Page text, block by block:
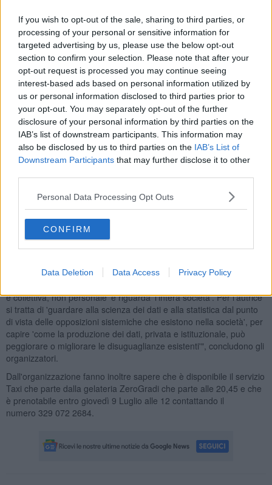
If you wish to opt-out of the sale, sharing to third parties, or
processing of your personal or sensitive information for
targeted advertising by us, please use the below opt-out
section to confirm your selection. Please note that after your
opt-out request is processed you may continue seeing
interest-based ads based on personal information utilized by
us or personal information disclosed to third parties prior to
your opt-out. You may separately opt-out of the further
disclosure of your personal information by third parties on the
IAB’s list of downstream participants. This information may
also be disclosed by us to third parties on the IAB’s List of
Downstream Participants that may further disclose it to other
Personal Data Processing Opt Outs
CONFIRM
Data Deletion Data Access Privacy Policy
newsletter settimanale su dati, algoritmi contemporanei e
femminismo. Tra le sue pubblicazioni: “Ti spiego il dato” (Quinto
Quarto Edizioni 2021); “Dentro l’algoritmo. Le formule che regolano
il nostro tempo” (effequ 2022); “Quando i dati discriminano. Bias e
pregiudizi in grafici, statistiche e algoritmi” (Il Margine 2024).
"In un’epoca come l’attuale, dove impera il regno della quantità, la
realtà è descritta, compresa, creata, e da sempre più persone
anche vissuta attraverso dati, calcoli, sistemi. - spiegano gli
organizzatori dell'evento - La realtà delle cose non è quindi soltanto
manipolabile, ma anche e soprattutto fortemente limitata. Il campo
d’esistenza umano, a livello sociale e collettivo, mentre sogna
scenari d’evoluzione e crescita infinita, si va fortemente
dati, motori di ricerca, archivi et similia vale quasi non esistere.
'Tenere traccia di ciò che non viene registrato è fondamentale', si
scrive nel libro, 'perché se qualcosa non fa parte della narrazione
dominante rischia di scomparire'. Nello specifico, si parla di
violenza sulle donne, ma il ragionamento è applicabile a qualunque
altro argomento suscettibile d’analisi e interpretazione statistica".
politico, come si evince già dal titolo, perché 'la scienza dei dati e la
è collettiva, non personale' e riguarda 'l’intera società'. Per l’autrice
si tratta di 'guardare alla scienza dei dati e alla statistica dal punto
di vista delle opposizioni sistemiche che esistono nella società', per
capire 'come la produzione dei dati, privata e istituzionale, può
peggiorare o migliorare le disuguaglianze esistenti'", concludono gli
organizzatori.
Dall'organizzazione fanno inoltre sapere che è disponibile il servizio
Taxi che parte dalla gelateria ZeroGradi che parte alle 20,45 e che
è prenotabile entro giovedì 9 Luglio alle 12 contattando il
numero 329 072 2684.